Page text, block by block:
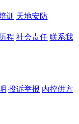
训 天地安防
程 社会责任 联系我
投诉举报 内控供方